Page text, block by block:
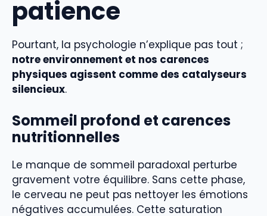
patience
Pourtant, la psychologie n’explique pas tout ;
notre environnement et nos carences
physiques agissent comme des catalyseurs
silencieux.
Sommeil profond et carences
nutritionnelles
Le manque de sommeil paradoxal perturbe
gravement votre équilibre. Sans cette phase,
le cerveau ne peut pas nettoyer les émotions
négatives accumulées. Cette saturation